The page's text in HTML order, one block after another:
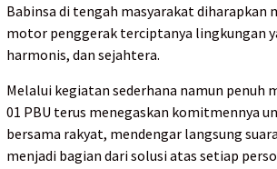
Babinsa di tengah masyarakat diharapkan
motor penggerak terciptanya lingkungan
harmonis, dan sejahtera.
Melalui kegiatan sederhana namun penuh
01 PBU terus menegaskan komitmennya
bersama rakyat, mendengar langsung
menjadi bagian dari solusi atas setiap